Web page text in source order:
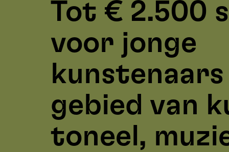
Tot € 2.500
voor jonge
gebied van
toneel,